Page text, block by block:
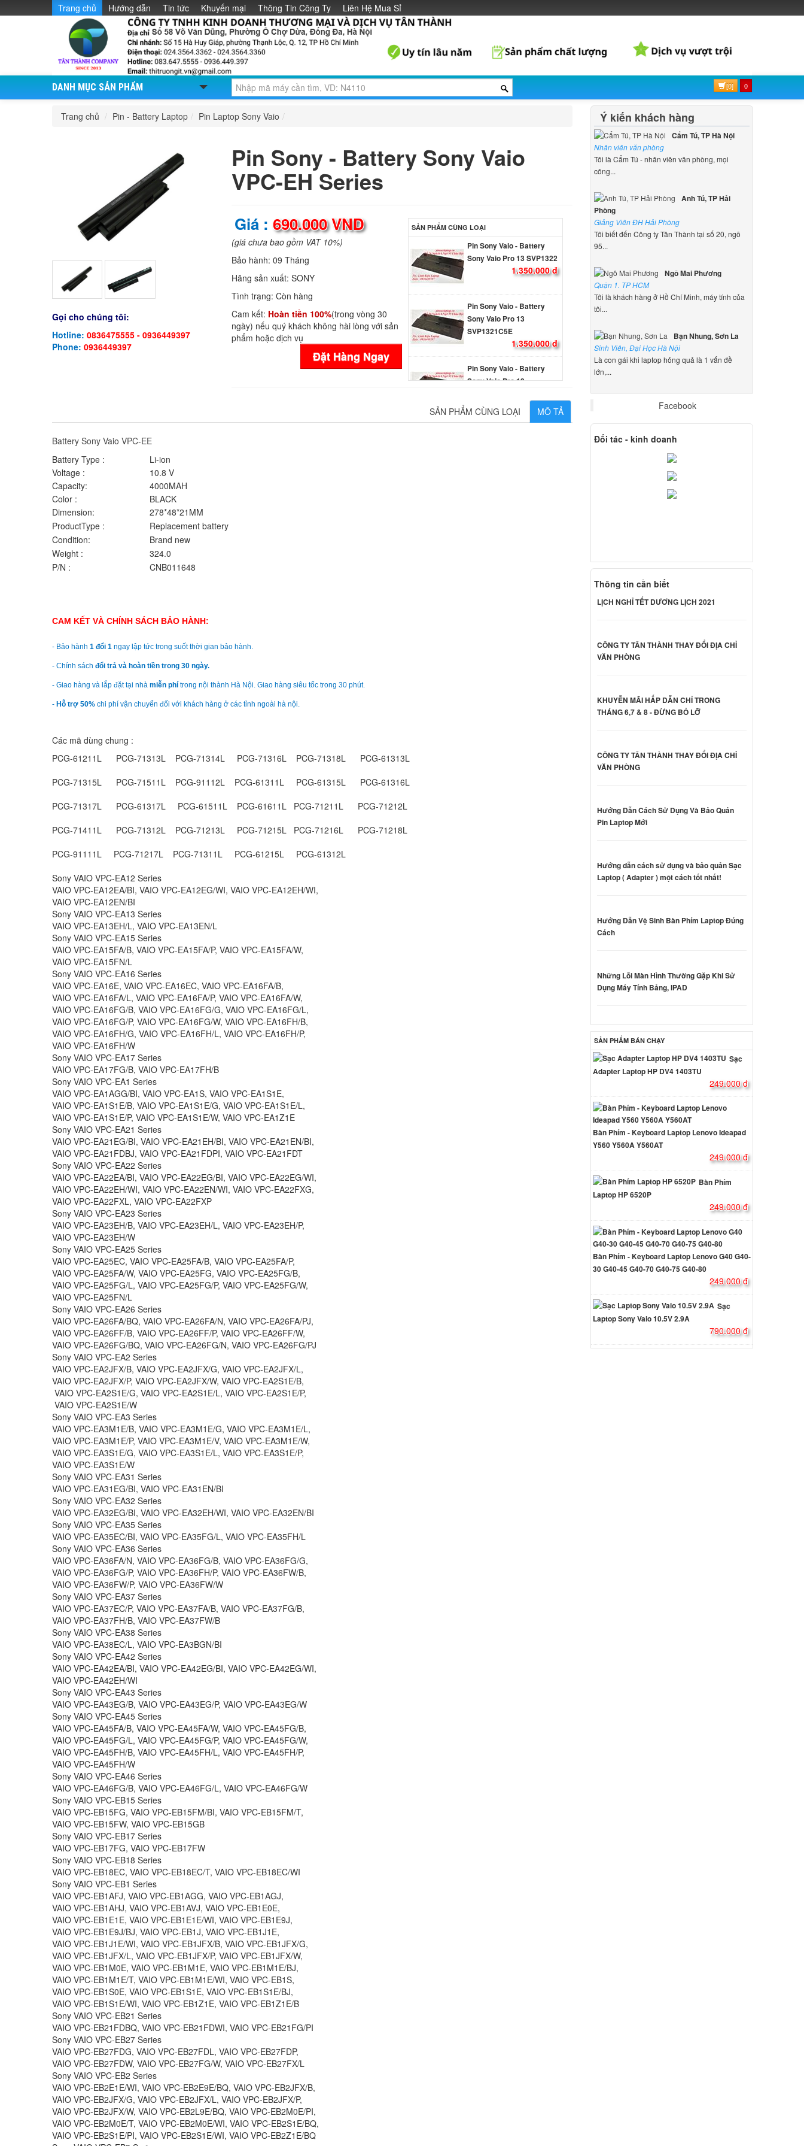
Trang chủ Hướng dẫn Tin tức Khuyến mại Thông Tin Công Ty Liên Hệ Mua Sỉ
DANH MỤC SẢN PHẨM [0] 0
Trang chủ / Pin - Battery Laptop / Pin Laptop Sony Vaio /
Gọi cho chúng tôi:
Hotline: 0836475555 - 0936449397
Phone: 0936449397
Pin Sony - Battery Sony Vaio
VPC-EH Series
Giá : 690.000 VND
(giá chưa bao gồm VAT 10%)
Bảo hành: 09 Tháng
Hãng sản xuất: SONY
Tình trạng: Còn hàng
Cam kết: Hoàn tiền 100%(trong vòng 30
ngày) nếu quý khách không hài lòng với sản
phẩm hoặc dịch vụ
Đặt Hàng Ngay
SẢN PHẨM CÙNG LOẠI
Pin Sony Vaio - Battery
Sony Vaio Pro 13 SVP1322
1.350.000 đ
Pin Sony Vaio - Battery
Sony Vaio Pro 13
SVP1321C5E
1.350.000 đ
Pin Sony Vaio - Battery
Sony Vaio Pro 13
1.350.000 đ
MÔ TẢ
SẢN PHẨM CÙNG LOẠI
Battery Sony Vaio VPC-EE
Battery Type :
Li-ion
Voltage :
10.8 V
Capacity:
4000MAH
Color :
BLACK
Dimension:
278*48*21MM
ProductType :
Replacement battery
Condition:
Brand new
Weight :
324.0
P/N :
CNB011648
CAM KẾT VÀ CHÍNH SÁCH BẢO HÀNH:
- Bảo hành 1 đổi 1 ngay lập tức trong suốt thời gian bảo hành.
- Chính sách đổi trả và hoàn tiền trong 30 ngày.
- Giao hàng và lắp đặt tại nhà miễn phí trong nội thành Hà Nội. Giao hàng siêu tốc trong 30 phút.
- Hỗ trợ 50% chi phí vận chuyển đối với khách hàng ở các tỉnh ngoài hà nội.
Các mã dùng chung :
PCG-61211L PCG-71313L PCG-71314L PCG-71316L PCG-71318L PCG-61313L
PCG-71315L PCG-71511L PCG-91112L PCG-61311L PCG-61315L PCG-61316L
PCG-71317L PCG-61317L PCG-61511L PCG-61611L PCG-71211L PCG-71212L
PCG-71411L PCG-71312L PCG-71213L PCG-71215L PCG-71216L PCG-71218L
PCG-91111L PCG-71217L PCG-71311L PCG-61215L PCG-61312L
Sony VAIO VPC-EA12 Series
VAIO VPC-EA12EA/BI, VAIO VPC-EA12EG/WI, VAIO VPC-EA12EH/WI,
VAIO VPC-EA12EN/BI
Sony VAIO VPC-EA13 Series
VAIO VPC-EA13EH/L, VAIO VPC-EA13EN/L
Sony VAIO VPC-EA15 Series
VAIO VPC-EA15FA/B, VAIO VPC-EA15FA/P, VAIO VPC-EA15FA/W,
VAIO VPC-EA15FN/L
Sony VAIO VPC-EA16 Series
VAIO VPC-EA16E, VAIO VPC-EA16EC, VAIO VPC-EA16FA/B,
VAIO VPC-EA16FA/L, VAIO VPC-EA16FA/P, VAIO VPC-EA16FA/W,
VAIO VPC-EA16FG/B, VAIO VPC-EA16FG/G, VAIO VPC-EA16FG/L,
VAIO VPC-EA16FG/P, VAIO VPC-EA16FG/W, VAIO VPC-EA16FH/B,
VAIO VPC-EA16FH/G, VAIO VPC-EA16FH/L, VAIO VPC-EA16FH/P,
VAIO VPC-EA16FH/W
Sony VAIO VPC-EA17 Series
VAIO VPC-EA17FG/B, VAIO VPC-EA17FH/B
Sony VAIO VPC-EA1 Series
VAIO VPC-EA1AGG/BI, VAIO VPC-EA1S, VAIO VPC-EA1S1E,
VAIO VPC-EA1S1E/B, VAIO VPC-EA1S1E/G, VAIO VPC-EA1S1E/L,
VAIO VPC-EA1S1E/P, VAIO VPC-EA1S1E/W, VAIO VPC-EA1Z1E
Sony VAIO VPC-EA21 Series
VAIO VPC-EA21EG/BI, VAIO VPC-EA21EH/BI, VAIO VPC-EA21EN/BI,
VAIO VPC-EA21FDBJ, VAIO VPC-EA21FDPI, VAIO VPC-EA21FDT
Sony VAIO VPC-EA22 Series
VAIO VPC-EA22EA/BI, VAIO VPC-EA22EG/BI, VAIO VPC-EA22EG/WI,
VAIO VPC-EA22EH/WI, VAIO VPC-EA22EN/WI, VAIO VPC-EA22FXG,
VAIO VPC-EA22FXL, VAIO VPC-EA22FXP
Sony VAIO VPC-EA23 Series
VAIO VPC-EA23EH/B, VAIO VPC-EA23EH/L, VAIO VPC-EA23EH/P,
VAIO VPC-EA23EH/W
Sony VAIO VPC-EA25 Series
VAIO VPC-EA25EC, VAIO VPC-EA25FA/B, VAIO VPC-EA25FA/P,
VAIO VPC-EA25FA/W, VAIO VPC-EA25FG, VAIO VPC-EA25FG/B,
VAIO VPC-EA25FG/L, VAIO VPC-EA25FG/P, VAIO VPC-EA25FG/W,
VAIO VPC-EA25FN/L
Sony VAIO VPC-EA26 Series
VAIO VPC-EA26FA/BQ, VAIO VPC-EA26FA/N, VAIO VPC-EA26FA/PJ,
VAIO VPC-EA26FF/B, VAIO VPC-EA26FF/P, VAIO VPC-EA26FF/W,
VAIO VPC-EA26FG/BQ, VAIO VPC-EA26FG/N, VAIO VPC-EA26FG/PJ
Sony VAIO VPC-EA2 Series
VAIO VPC-EA2JFX/B, VAIO VPC-EA2JFX/G, VAIO VPC-EA2JFX/L,
VAIO VPC-EA2JFX/P, VAIO VPC-EA2JFX/W, VAIO VPC-EA2S1E/B,
VAIO VPC-EA2S1E/G, VAIO VPC-EA2S1E/L, VAIO VPC-EA2S1E/P,
VAIO VPC-EA2S1E/W
Sony VAIO VPC-EA3 Series
VAIO VPC-EA3M1E/B, VAIO VPC-EA3M1E/G, VAIO VPC-EA3M1E/L,
VAIO VPC-EA3M1E/P, VAIO VPC-EA3M1E/V, VAIO VPC-EA3M1E/W,
VAIO VPC-EA3S1E/G, VAIO VPC-EA3S1E/L, VAIO VPC-EA3S1E/P,
VAIO VPC-EA3S1E/W
Sony VAIO VPC-EA31 Series
VAIO VPC-EA31EG/BI, VAIO VPC-EA31EN/BI
Sony VAIO VPC-EA32 Series
VAIO VPC-EA32EG/BI, VAIO VPC-EA32EH/WI, VAIO VPC-EA32EN/BI
Sony VAIO VPC-EA35 Series
VAIO VPC-EA35EC/BI, VAIO VPC-EA35FG/L, VAIO VPC-EA35FH/L
Sony VAIO VPC-EA36 Series
VAIO VPC-EA36FA/N, VAIO VPC-EA36FG/B, VAIO VPC-EA36FG/G,
VAIO VPC-EA36FG/P, VAIO VPC-EA36FH/P, VAIO VPC-EA36FW/B,
VAIO VPC-EA36FW/P, VAIO VPC-EA36FW/W
Sony VAIO VPC-EA37 Series
VAIO VPC-EA37EC/P, VAIO VPC-EA37FA/B, VAIO VPC-EA37FG/B,
VAIO VPC-EA37FH/B, VAIO VPC-EA37FW/B
Sony VAIO VPC-EA38 Series
VAIO VPC-EA38EC/L, VAIO VPC-EA3BGN/BI
Sony VAIO VPC-EA42 Series
VAIO VPC-EA42EA/BI, VAIO VPC-EA42EG/BI, VAIO VPC-EA42EG/WI,
VAIO VPC-EA42EH/WI
Sony VAIO VPC-EA43 Series
VAIO VPC-EA43EG/B, VAIO VPC-EA43EG/P, VAIO VPC-EA43EG/W
Sony VAIO VPC-EA45 Series
VAIO VPC-EA45FA/B, VAIO VPC-EA45FA/W, VAIO VPC-EA45FG/B,
VAIO VPC-EA45FG/L, VAIO VPC-EA45FG/P, VAIO VPC-EA45FG/W,
VAIO VPC-EA45FH/B, VAIO VPC-EA45FH/L, VAIO VPC-EA45FH/P,
VAIO VPC-EA45FH/W
Sony VAIO VPC-EA46 Series
VAIO VPC-EA46FG/B, VAIO VPC-EA46FG/L, VAIO VPC-EA46FG/W
Sony VAIO VPC-EB15 Series
VAIO VPC-EB15FG, VAIO VPC-EB15FM/BI, VAIO VPC-EB15FM/T,
VAIO VPC-EB15FW, VAIO VPC-EB15GB
Sony VAIO VPC-EB17 Series
VAIO VPC-EB17FG, VAIO VPC-EB17FW
Sony VAIO VPC-EB18 Series
VAIO VPC-EB18EC, VAIO VPC-EB18EC/T, VAIO VPC-EB18EC/WI
Sony VAIO VPC-EB1 Series
VAIO VPC-EB1AFJ, VAIO VPC-EB1AGG, VAIO VPC-EB1AGJ,
VAIO VPC-EB1AHJ, VAIO VPC-EB1AVJ, VAIO VPC-EB1E0E,
VAIO VPC-EB1E1E, VAIO VPC-EB1E1E/WI, VAIO VPC-EB1E9J,
VAIO VPC-EB1E9J/BJ, VAIO VPC-EB1J, VAIO VPC-EB1J1E,
VAIO VPC-EB1J1E/WI, VAIO VPC-EB1JFX/B, VAIO VPC-EB1JFX/G,
VAIO VPC-EB1JFX/L, VAIO VPC-EB1JFX/P, VAIO VPC-EB1JFX/W,
VAIO VPC-EB1M0E, VAIO VPC-EB1M1E, VAIO VPC-EB1M1E/BJ,
VAIO VPC-EB1M1E/T, VAIO VPC-EB1M1E/WI, VAIO VPC-EB1S,
VAIO VPC-EB1S0E, VAIO VPC-EB1S1E, VAIO VPC-EB1S1E/BJ,
VAIO VPC-EB1S1E/WI, VAIO VPC-EB1Z1E, VAIO VPC-EB1Z1E/B
Sony VAIO VPC-EB21 Series
VAIO VPC-EB21FDBQ, VAIO VPC-EB21FDWI, VAIO VPC-EB21FG/PI
Sony VAIO VPC-EB27 Series
VAIO VPC-EB27FDG, VAIO VPC-EB27FDL, VAIO VPC-EB27FDP,
VAIO VPC-EB27FDW, VAIO VPC-EB27FG/W, VAIO VPC-EB27FX/L
Sony VAIO VPC-EB2 Series
VAIO VPC-EB2E1E/WI, VAIO VPC-EB2E9E/BQ, VAIO VPC-EB2JFX/B,
VAIO VPC-EB2JFX/G, VAIO VPC-EB2JFX/L, VAIO VPC-EB2JFX/P,
VAIO VPC-EB2JFX/W, VAIO VPC-EB2L9E/BQ, VAIO VPC-EB2M0E/PI,
VAIO VPC-EB2M0E/T, VAIO VPC-EB2M0E/WI, VAIO VPC-EB2S1E/BQ,
VAIO VPC-EB2S1E/PI, VAIO VPC-EB2S1E/WI, VAIO VPC-EB2Z1E/BQ
Ý kiến khách hàng
Cẩm Tú, TP Hà Nội
Nhân viên văn phòng
Tôi là Cẩm Tú - nhân viên văn phòng, mọi
công...
Anh Tú, TP Hải
Phòng
Giảng Viên ĐH Hải Phòng
Tôi biết đến Công ty Tân Thành tại số 20, ngõ
95...
Ngô Mai Phương
Quận 1. TP HCM
Tôi là khách hàng ở Hồ Chí Minh, máy tính của
tôi...
Bạn Nhung, Sơn La
Sinh Viên, Đại Học Hà Nội
Là con gái khi laptop hỏng quả là 1 vấn đề
lớn,...
Facebook
Đối tác - kinh doanh
Thông tin cần biết
LỊCH NGHỈ TẾT DƯƠNG LỊCH 2021
CÔNG TY TÂN THÀNH THAY ĐỔI ĐỊA CHỈ
VĂN PHÒNG
KHUYỄN MÃI HẤP DẪN CHỈ TRONG
THÁNG 6,7 & 8 - ĐỪNG BỎ LỠ
CÔNG TY TÂN THÀNH THAY ĐỔI ĐỊA CHỈ
VĂN PHÒNG
Hướng Dẫn Cách Sử Dụng Và Bảo Quản
Pin Laptop Mới
Hướng dẫn cách sử dụng và bảo quản Sạc
Laptop ( Adapter ) một cách tốt nhất!
Hướng Dẫn Vệ Sinh Bàn Phím Laptop Đúng
Cách
Những Lỗi Màn Hình Thường Gặp Khi Sử
Dụng Máy Tính Bảng, IPAD
SẢN PHẨM BÁN CHẠY
Sạc
Adapter Laptop HP DV4 1403TU
249.000 đ
Bàn Phím - Keyboard Laptop Lenovo Ideapad
Y560 Y560A Y560AT
249.000 đ
Bàn Phím
Laptop HP 6520P
249.000 đ
Bàn Phím - Keyboard Laptop Lenovo G40 G40-
30 G40-45 G40-70 G40-75 G40-80
249.000 đ
Sạc
Laptop Sony Vaio 10.5V 2.9A
790.000 đ